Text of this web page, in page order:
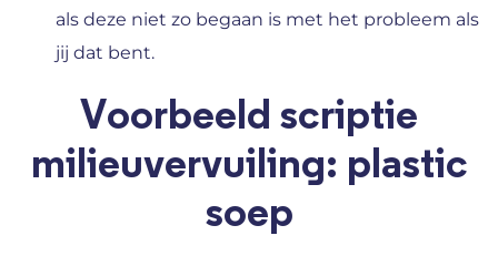
als deze niet zo begaan is met het probleem als
jij dat bent.
Voorbeeld scriptie
milieuvervuiling: plastic
soep